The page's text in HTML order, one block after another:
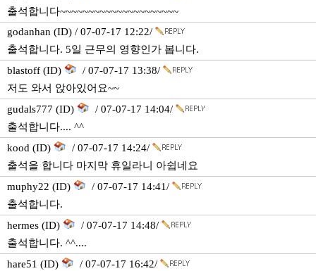
출석합니다~~~~~~~~~~~~~~~~~~~~~
godanhan (ID) / 07-07-17 12:22/
출석합니다. 5일 근무의 영향인가 봅니다.
blastoff (ID)
/ 07-07-17 13:38/
저도 와서 앉아있어요~~
gudals777 (ID)
/ 07-07-17 14:04/
출석합니다.... ^^
kood (ID)
/ 07-07-17 14:24/
출석을 합니다 마지막 휴일라니 아쉽네요
muphy22 (ID)
/ 07-07-17 14:41/
출석합니다.
hermes (ID)
/ 07-07-17 14:48/
출석합니다. ^^....
hare51 (ID)
/ 07-07-17 16:42/